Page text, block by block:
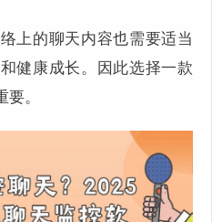
上的聊天内容也需要适当
健康成长。因此选择一款
。